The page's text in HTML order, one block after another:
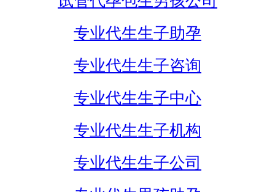
专业代生生子助孕
专业代生生子咨询
专业代生生子中心
专业代生生子机构
专业代生生子公司